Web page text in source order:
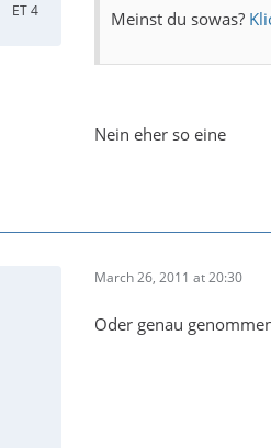
ET 4 Meinst du sowas?
Nein eher so eine
March 26, 2011 at 20:30
Oder genau